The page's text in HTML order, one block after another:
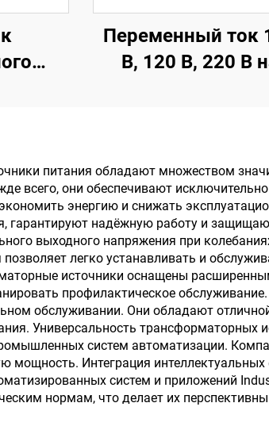
Переменный ток
В, 120 В, 220 В
питания обладают множеством
всего, они обеспечивают
энергию и снижать
гарантируют надёжную работу и
выходного напряжения при
легко устанавливать и
источники оснащены
профилактическое
обслуживании. Они обладают
Универсальность
систем автоматизации.
Интеграция
систем и приложений
нормам, что делает их